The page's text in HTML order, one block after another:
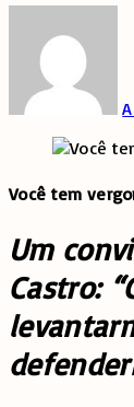
Você tem
Um
Castro: